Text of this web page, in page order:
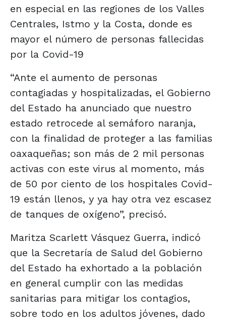
en especial en las regiones de los Valles
Centrales, Istmo y la Costa, donde es
mayor el número de personas fallecidas
por la Covid-19
“Ante el aumento de personas
contagiadas y hospitalizadas, el Gobierno
del Estado ha anunciado que nuestro
estado retrocede al semáforo naranja,
con la finalidad de proteger a las familias
oaxaqueñas; son más de 2 mil personas
activas con este virus al momento, más
de 50 por ciento de los hospitales Covid-
19 están llenos, y ya hay otra vez escasez
de tanques de oxígeno”, precisó.
Maritza Scarlett Vásquez Guerra, indicó
que la Secretaría de Salud del Gobierno
del Estado ha exhortado a la población
en general cumplir con las medidas
sanitarias para mitigar los contagios,
sobre todo en los adultos jóvenes, dado